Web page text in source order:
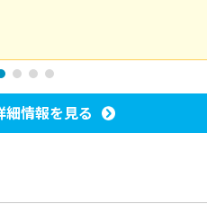
細情報を見る